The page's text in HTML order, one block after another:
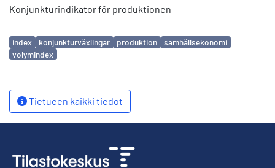
Konjunkturindikator för produktionen
Avainsanat
index konjunkturväxlingar produktion
samhällsekonomi
volymindex
Tietueen kaikki tiedot